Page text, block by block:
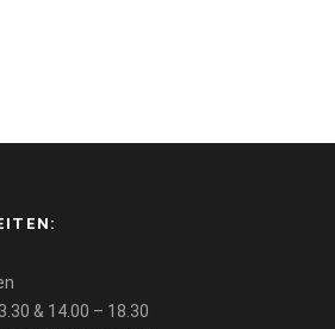
& 14.00 – 18.30